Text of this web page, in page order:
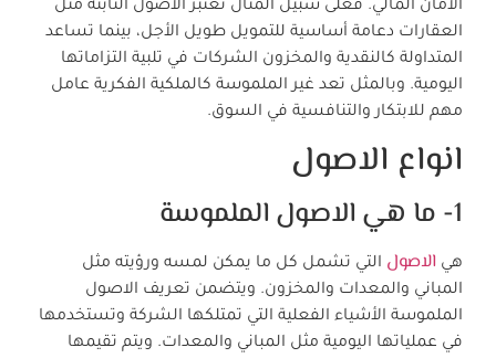
الأمان المالي. فعلى سبيل المثال تعتبر الاصول الثابتة مثل
العقارات دعامة أساسية للتمويل طويل الأجل، بينما تساعد
المتداولة كالنقدية والمخزون الشركات في تلبية التزاماتها
اليومية. وبالمثل تعد غير الملموسة كالملكية الفكرية عامل
مهم للابتكار والتنافسية في السوق.
انواع الاصول
1- ما هي الاصول الملموسة
هي الاصول التي تشمل كل ما يمكن لمسه ورؤيته مثل
المباني والمعدات والمخزون. ويتضمن تعريف الاصول
الملموسة الأشياء الفعلية التي تمتلكها الشركة وتستخدمها
في عملياتها اليومية مثل المباني والمعدات. ويتم تقيمها